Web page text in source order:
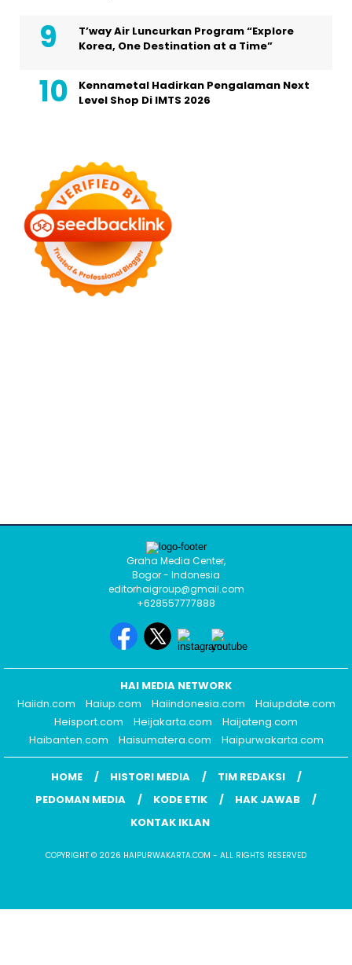
T’way Air Luncurkan Program “Explore
Korea, One Destination at a Time”
Kennametal Hadirkan Pengalaman Next
Level Shop Di IMTS 2026
Graha Media Center,
Bogor - Indonesia
editorhaigroup@gmail.com
+628557777888
HAI MEDIA NETWORK
Haiidn.com
Haiup.com Haiindonesia.com
Haiupdate.com
Heisport.com
Heijakarta.com
Haijateng.com
Haibanten.com
Haisumatera.com Haipurwakarta.com
HOME HISTORI MEDIA
TIM REDAKSI
PEDOMAN MEDIA
KODE ETIK
HAK JAWAB
KONTAK IKLAN
COPYRIGHT © 2026 HAIPURWAKARTA.COM - ALL RIGHTS RESERVED